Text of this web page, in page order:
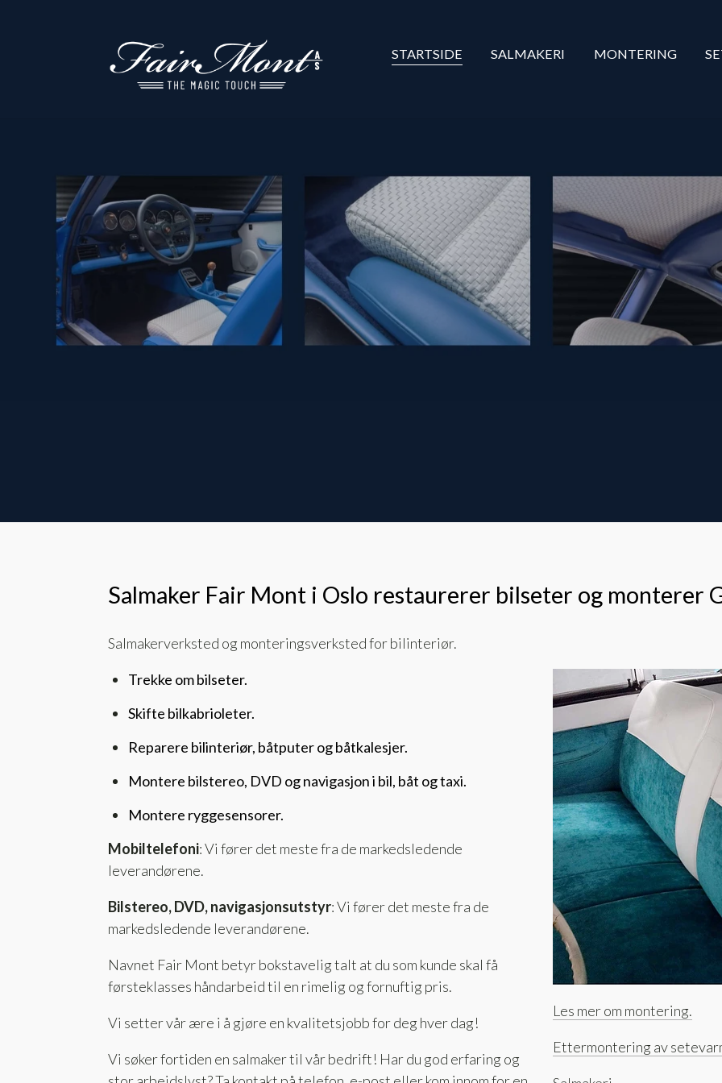
STARTSIDE SALMAKERI MONTERING
Salmaker Fair Mont i Oslo restaurerer bilseter og monterer
Salmakerverksted og monteringsverksted for bilinteriør.
Trekke om bilseter.
Skifte bilkabrioleter.
Reparere bilinteriør, båtputer og båtkalesjer.
Montere bilstereo, DVD og navigasjon i bil, båt og taxi.
Montere ryggesensorer.
Mobiltelefoni: Vi fører det meste fra de markedsledende
leverandørene.
Bilstereo, DVD, navigasjonsutstyr: Vi fører det meste fra de
markedsledende leverandørene.
Navnet Fair Mont betyr bokstavelig talt at du som kunde skal få
førsteklasses håndarbeid til en rimelig og fornuftig pris.
Vi setter vår ære i å gjøre en kvalitetsjobb for deg hver dag!
Vi søker fortiden en salmaker til vår bedrift! Har du god erfaring og
Les mer om montering.
Ettermontering av